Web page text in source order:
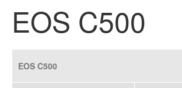
EOS C500
EOS C500